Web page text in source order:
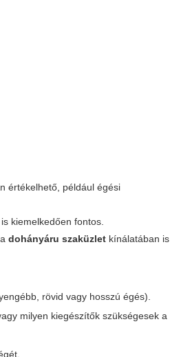
értékelhető, például égési
kiemelkedően fontos.
adohányáru szaküzlet kínálatában is
rövid vagy hosszú égés).
milyen kiegészítők szükségesek a